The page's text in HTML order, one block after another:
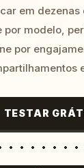
em
por modelo,
por
TESTAR